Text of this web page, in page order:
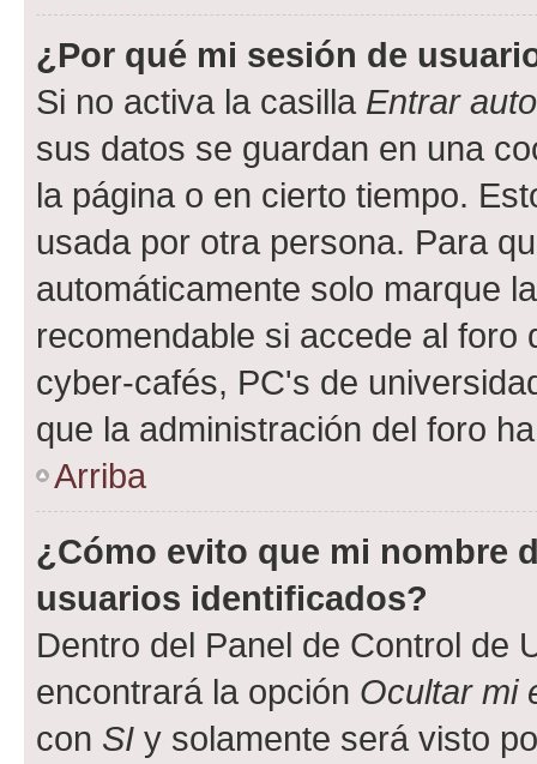
¿Por qué mi sesión de
Si no activa la casilla Entrar
sus datos se guardan en una
la página o en cierto tiempo.
usada por otra persona. Para
automáticamente solo marque
recomendable si accede al foro
cyber-cafés, PC's de
que la administración del foro
Arriba
¿Cómo evito que mi nombre
usuarios identificados?
Dentro del Panel de Control de
encontrará la opción Ocultar mi
con SI y solamente será visto